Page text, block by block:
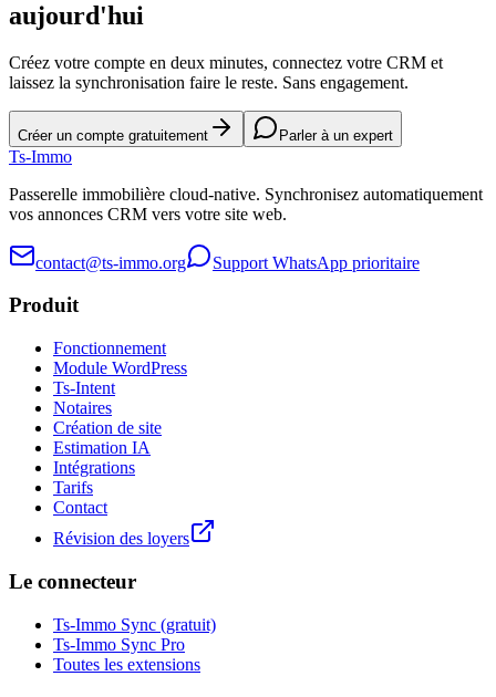
aujourd'hui
Créez votre compte en deux minutes, connectez votre CRM et
laissez la synchronisation faire le reste. Sans engagement.
Créer un compte gratuitement Parler à un expert
Ts-Immo
Passerelle immobilière cloud-native. Synchronisez automatiquement
vos annonces CRM vers votre site web.
contact@ts-immo.org Support WhatsApp prioritaire
Produit
Fonctionnement
Module WordPress
Ts-Intent
Notaires
Création de site
Estimation IA
Intégrations
Tarifs
Contact
Révision des loyers
Le connecteur
Ts-Immo Sync (gratuit)
Ts-Immo Sync Pro
Toutes les extensions